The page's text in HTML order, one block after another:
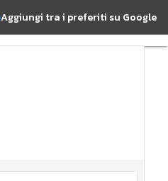
Aggiungi tra i preferiti su Google